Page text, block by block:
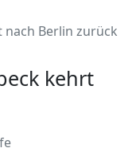
nach Berlin zurück
kehrt